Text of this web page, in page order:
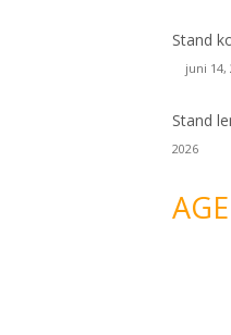
Stand
juni 14,
Stand
2026